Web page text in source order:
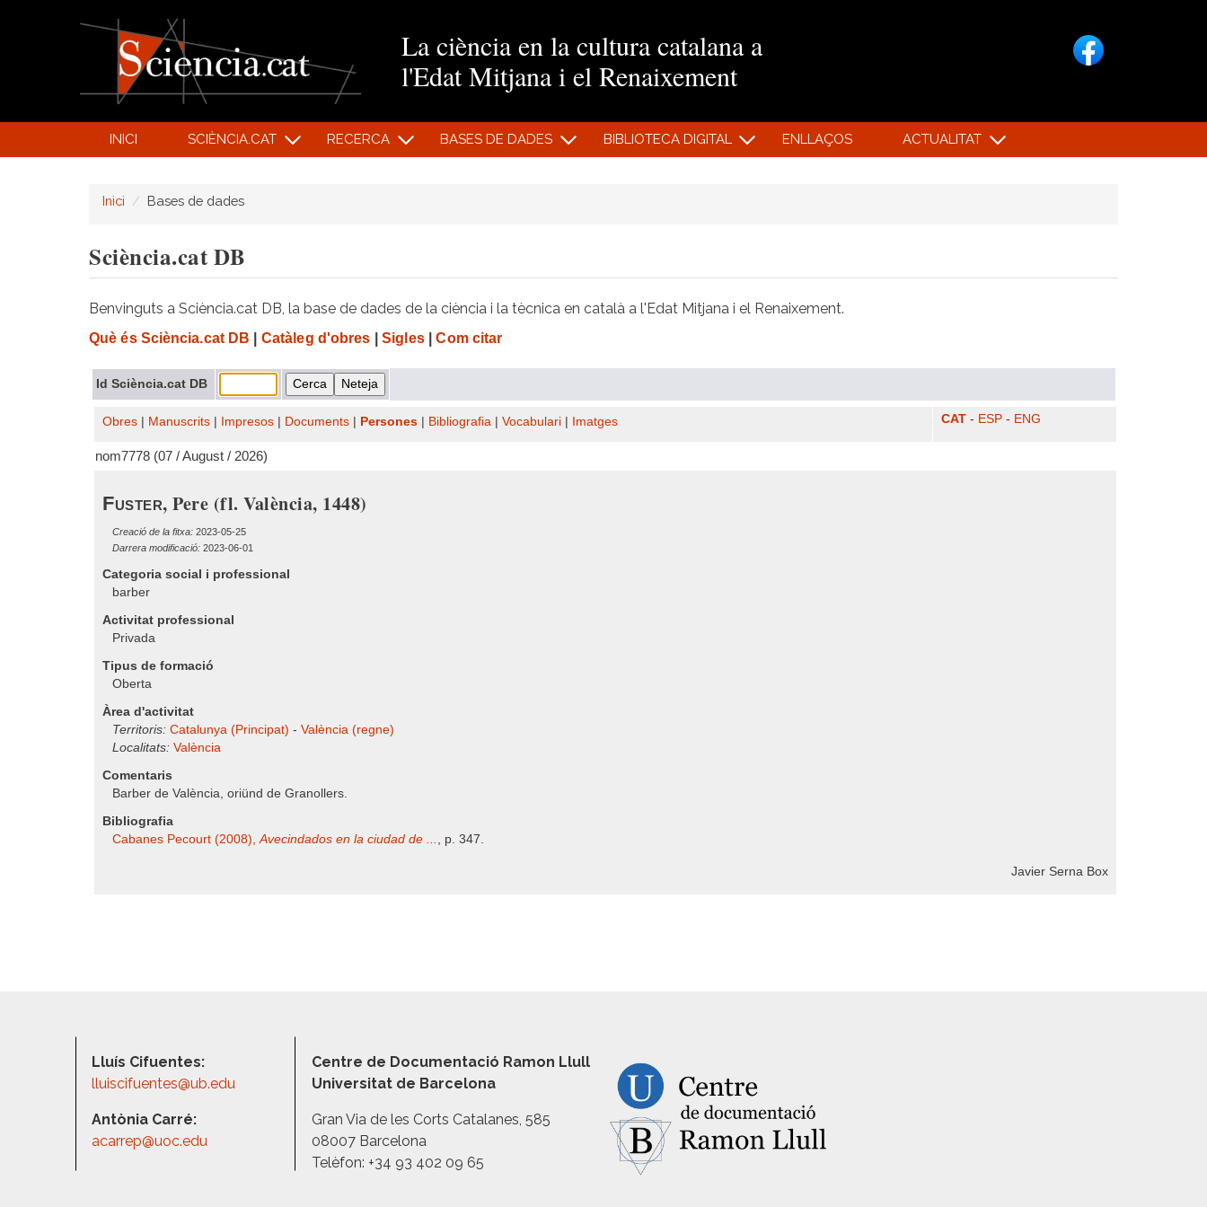
La ciència en la cultura catalana a
l'Edat Mitjana i el Renaixement
INICI SCIÈNCIA.CAT RECERCA BASES DE DADES BIBLIOTECA DIGITAL ENLLAÇOS ACTUALITAT
Inici Bases de dades
Sciència.cat DB
Benvinguts a Sciència.cat DB, la base de dades de la ciència i la tècnica en català a l'Edat Mitjana i el Renaixement.
Què és Sciència.cat DB Catàleg d'obres Sigles| Com citar
Id Sciència.cat DB
Obres Manuscrits Impresos Documents Persones Bibliografia Vocabulari Imatges CAT - ESP - ENG
nom7778 (07 / August / 2026)
Fuster, Pere (fl. València, 1448)
Creació de la fitxa: 2023-05-25
Darrera modificació: 2023-06-01
Categoria social i professional
barber
Activitat professional
Privada
Tipus de formació
Oberta
Àrea d'activitat
Territoris: Catalunya (Principat) - València (regne)
Localitats: València
Comentaris
Barber de València, oriünd de Granollers.
Bibliografia
Cabanes Pecourt (2008),Avecindados en la ciudad de ... , p. 347.
Javier Serna Box
Lluís Cifuentes:
lluiscifuentes@ub.edu
Antònia Carré:
acarrep@uoc.edu
Centre de Documentació Ramon Llull
Universitat de Barcelona
Gran Via de les Corts Catalanes, 585
08007 Barcelona
Telèfon: +34 93 402 09 65